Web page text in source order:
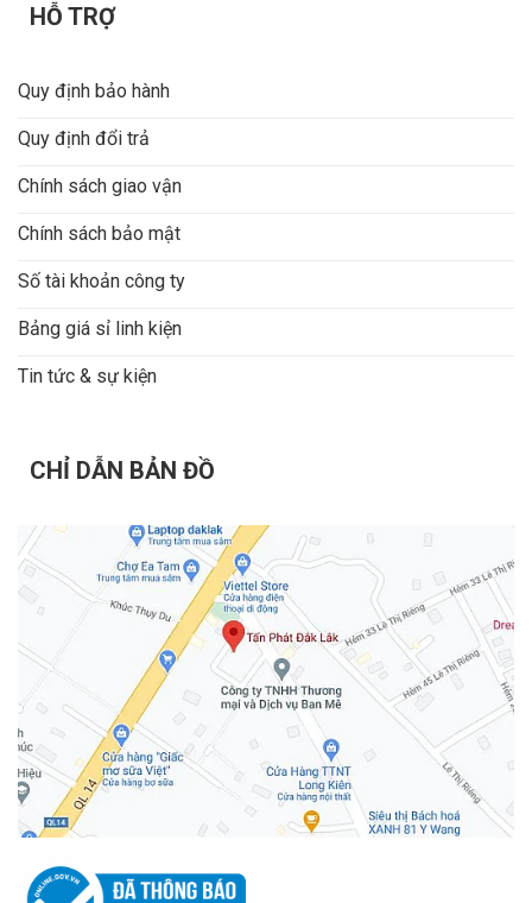
HỖ TRỢ
Quy định bảo hành
Quy định đổi trả
Chính sách giao vận
Chính sách bảo mật
Số tài khoản công ty
Bảng giá sỉ linh kiện
Tin tức & sự kiện
CHỈ DẪN BẢN ĐỒ